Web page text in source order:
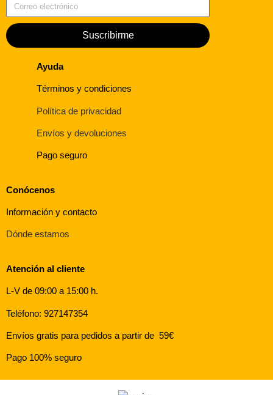
Suscribirme
Ayuda
Términos y condiciones
Política de privacidad
Envíos y devoluciones
Pago seguro
Conócenos
Información y contacto
Dónde estamos
Atención al cliente
L-V de 09:00 a 15:00 h.
Teléfono: 927147354
Envíos gratis para pedidos a partir de 59€
Pago 100% seguro